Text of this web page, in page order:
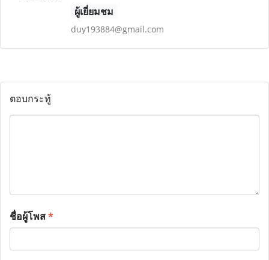
ผู้เยี่ยมชม
duy193884@gmail.com
ตอบกระทู้
ชื่อผู้โพส*